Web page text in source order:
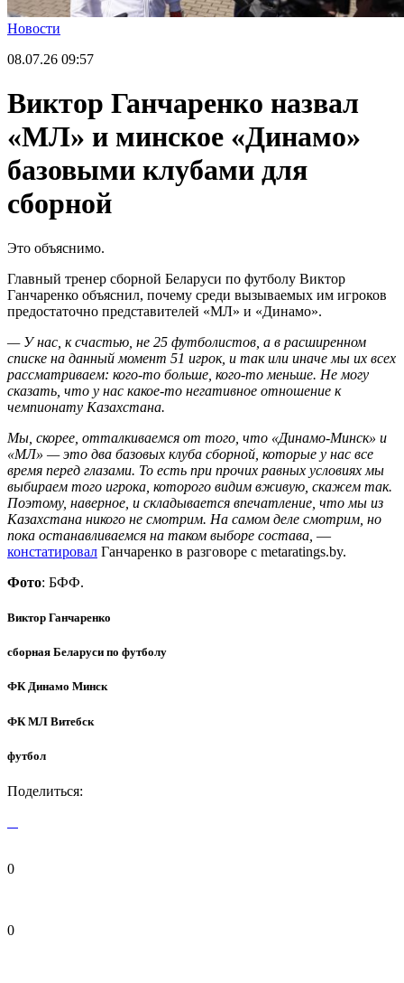
Новости
08.07.26 09:57
Виктор Ганчаренко назвал
«МЛ» и минское «Динамо»
базовыми клубами для
сборной
Это объяснимо.
Главный тренер сборной Беларуси по футболу Виктор
Ганчаренко объяснил, почему среди вызываемых им игроков
предостаточно представителей «МЛ» и «Динамо».
— У нас, к счастью, не 25 футболистов, а в расширенном
списке на данный момент 51 игрок, и так или иначе мы их всех
рассматриваем: кого-то больше, кого-то меньше. Не могу
сказать, что у нас какое-то негативное отношение к
чемпионату Казахстана.
Мы, скорее, отталкиваемся от того, что «Динамо-Минск» и
«МЛ» — это два базовых клуба сборной, которые у нас все
время перед глазами. То есть при прочих равных условиях мы
выбираем того игрока, которого видим вживую, скажем так.
Поэтому, наверное, и складывается впечатление, что мы из
Казахстана никого не смотрим. На самом деле смотрим, но
пока останавливаемся на таком выборе состава, —
констатировал Ганчаренко в разговоре с metaratings.by.
Фото: БФФ.
Виктор Ганчаренко
сборная Беларуси по футболу
ФК Динамо Минск
ФК МЛ Витебск
футбол
Поделиться:
0
0